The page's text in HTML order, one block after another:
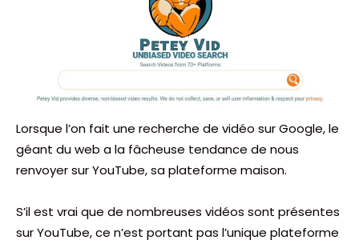
Lorsque l’on fait une recherche de vidéo sur Google, le
géant du web a la fâcheuse tendance de nous
renvoyer sur YouTube, sa plateforme maison.
S’il est vrai que de nombreuses vidéos sont présentes
sur YouTube, ce n’est portant pas l’unique plateforme